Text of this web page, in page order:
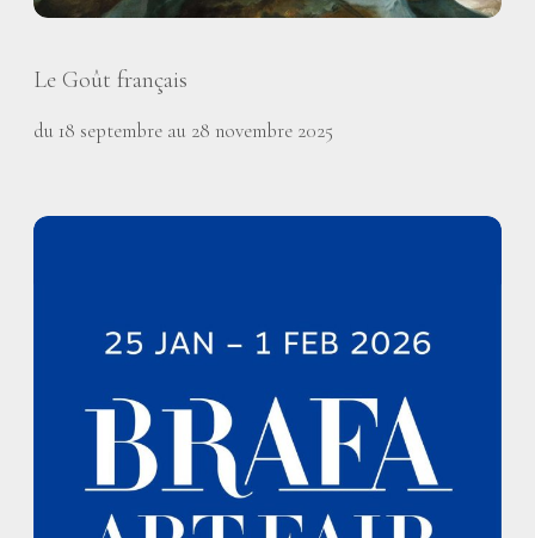
Le Goût français
du 18 septembre au 28 novembre 2025